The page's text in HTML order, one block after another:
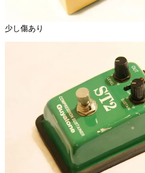
少し傷あり